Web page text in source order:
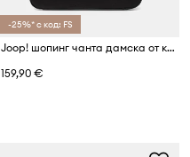
-25%* с код: FS
Joop! шопинг чанта дамска от кожа Sofisticato Elda
159,90 €